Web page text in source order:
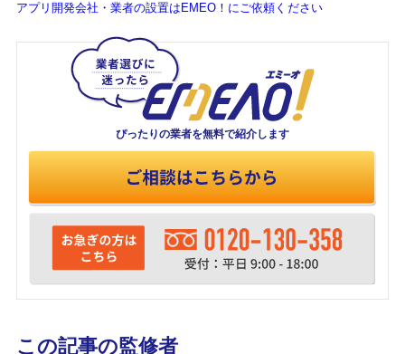
アプリ開発会社・業者の設置はEMEO！にご依頼ください
ぴったりの業者を無料で紹介します
この記事の監修者